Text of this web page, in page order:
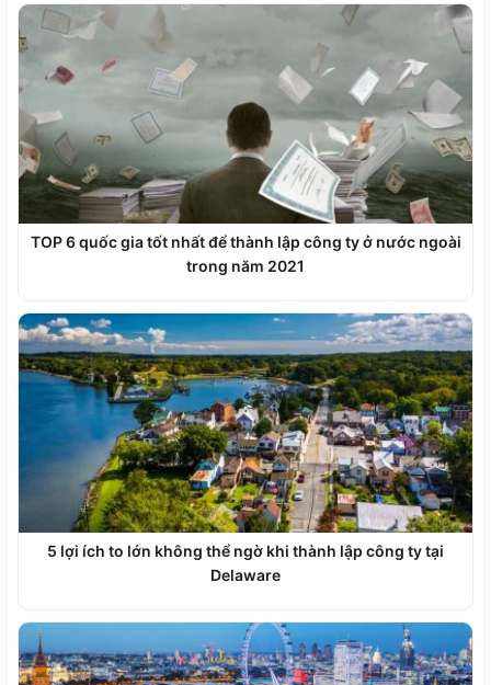
TOP 6 quốc gia tốt nhất để thành lập công ty ở nước ngoài
trong năm 2021
5 lợi ích to lớn không thể ngờ khi thành lập công ty tại
Delaware